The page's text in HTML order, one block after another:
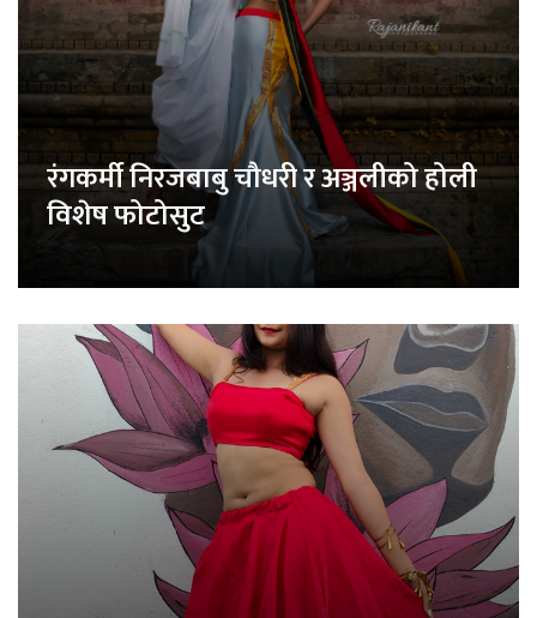
रंगकर्मी निरजबाबु चौधरी र अञ्जलीको होली
विशेष फोटोसुट